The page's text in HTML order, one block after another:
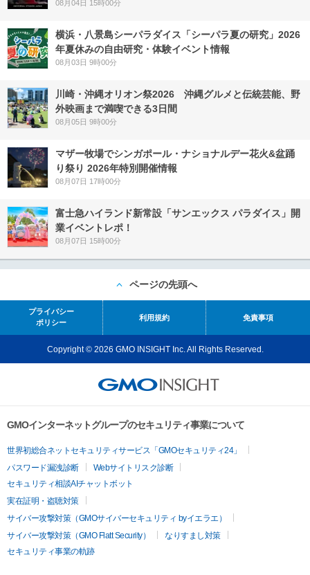
08月04日 15時00分
横浜・八景島シーパラダイス「シーパラ夏の研究」2026
年夏休みの自由研究・体験イベント情報
08月03日 9時00分
川崎・沖縄オリオン祭2026 沖縄グルメと伝統芸能、野
外映画まで満喫できる3日間
08月05日 9時00分
マザー牧場でシンガポール・ナショナルデー花火&盆踊
り祭り 2026年特別開催情報
08月07日 17時00分
富士急ハイランド新常設「サンエックス パラダイス」開
業イベントレポ！
08月07日 15時00分
ページの先頭へ
プライバシー
ポリシー
利用規約 免責事項
Copyright © 2026 GMO INSIGHT Inc. All Rights Reserved.
GMOインターネットグループのセキュリティ事業について
世界初総合ネットセキュリティサービス「GMOセキュリティ24」
パスワード漏洩診断
Webサイトリスク診断
セキュリティ相談AIチャットボット
実在証明・盗聴対策
サイバー攻撃対策（GMOサイバーセキュリティ byイエラエ）
サイバー攻撃対策（GMO Flatt Security）
なりすまし対策
セキュリティ事業の軌跡